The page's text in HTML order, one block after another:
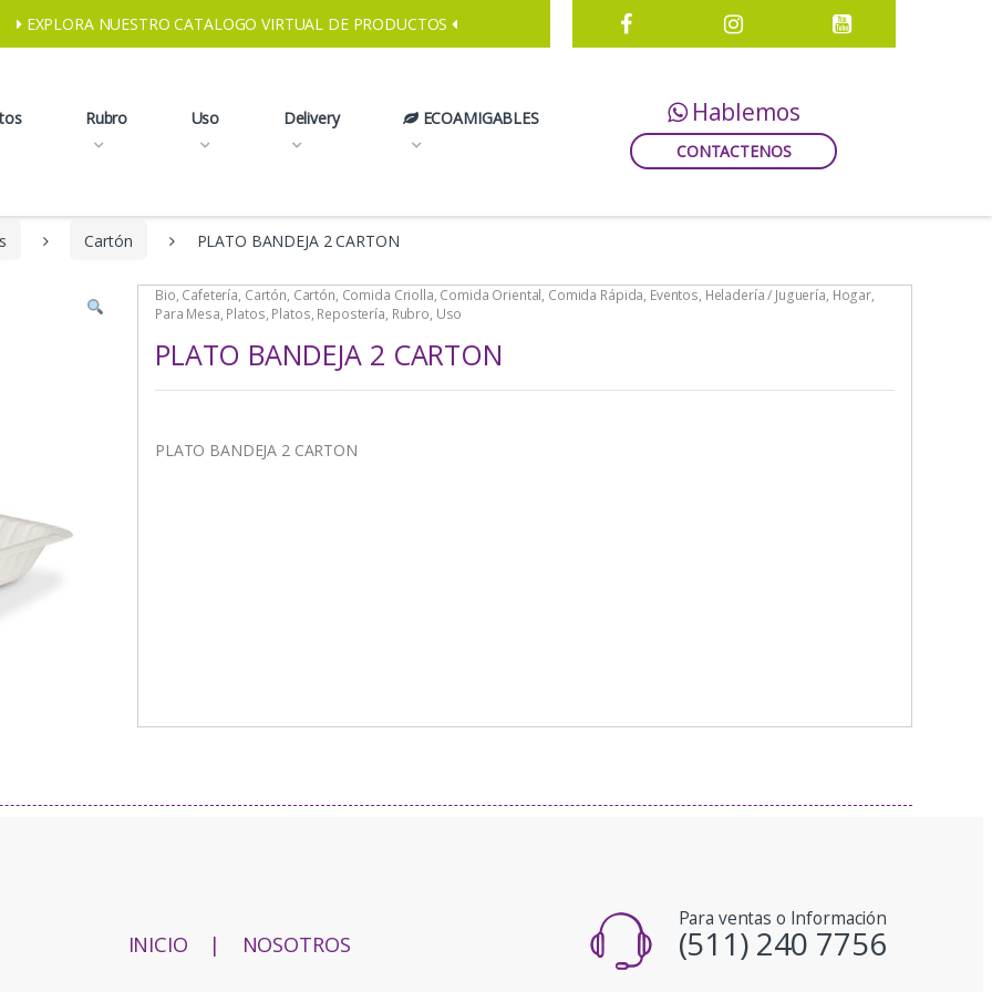
EXPLORA NUESTRO CATALOGO VIRTUAL DE PRODUCTOS
Rubro Uso Delivery ECOAMIGABLES Hablemos
CONTACTENOS
Cartón PLATO BANDEJA 2 CARTON
Bio, Cafetería, Cartón, Cartón, Comida Criolla, Comida Oriental, Comida Rápida, Eventos, Heladería / Juguería, Hogar,
Para Mesa, Platos, Platos, Repostería, Rubro, Uso
PLATO BANDEJA 2 CARTON
PLATO BANDEJA 2 CARTON
INICIO | NOSOTROS
Para ventas o Información
(511) 240 7756